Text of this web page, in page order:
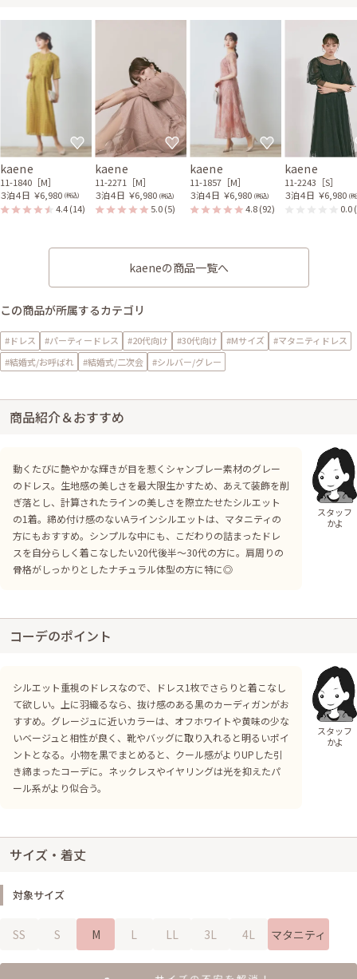
kaene
11-1840［M］
３泊４日 ￥6,980 (税込)
4.4(14)
kaene
11-2271［M］
３泊４日 ￥6,980 (税込)
5.0(5)
kaene
11-1857［M］
３泊４日 ￥6,980 (税込)
4.8(92)
kaene
11-2243［S］
３泊４日 ￥6,980 (
0.0
kaeneの商品一覧へ
この商品が所属するカテゴリ
#ドレス #パーティードレス #20代向け #30代向け #Mサイズ
#マタニティドレス
#結婚式/お呼ばれ
#結婚式/二次会 #シルバー/グレー
商品紹介＆おすすめ
動くたびに艶やかな輝きが目を惹くシャンブレー素材のグレー
のドレス。生地感の美しさを最大限生かすため、あえて装飾を削
ぎ落とし、計算されたラインの美しさを際立たせたシルエット
の1着。締め付け感のないAラインシルエットは、マタニティの
方にもおすすめ。シンプルな中にも、こだわりの詰まったドレ
スを自分らしく着こなしたい20代後半〜30代の方に。肩周りの
骨格がしっかりとしたナチュラル体型の方に特に◎
スタッフ
かよ
コーデのポイント
シルエット重視のドレスなので、ドレス1枚でさらりと着こなし
て欲しい。上に羽織るなら、抜け感のある黒のカーディガンがお
すすめ。グレージュに近いカラーは、オフホワイトや黄味の少な
いベージュと相性が良く、靴やバッグに取り入れると明るいポイ
ントとなる。小物を黒でまとめると、クール感がよりUPした引
き締まったコーデに。ネックレスやイヤリングは光を抑えたパ
ール系がより似合う。
スタッフ
かよ
サイズ・着丈
対象サイズ
SS S M L LL 3L 4L マタニティ